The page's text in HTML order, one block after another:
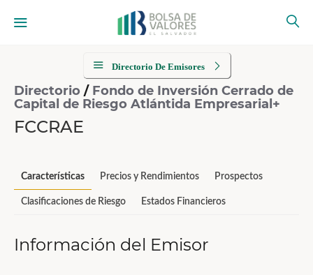
Directorio De Emisores
Directorio / Fondo de Inversión Cerrado de
Capital de Riesgo Atlántida Empresarial+
FCCRAE
Características Precios y Rendimientos Prospectos
Clasificaciones de Riesgo Estados Financieros
Información del Emisor